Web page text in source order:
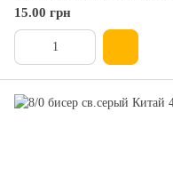
15.00 грн